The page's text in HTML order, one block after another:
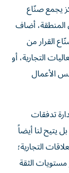
يجمع صنّاع
المنطقة، أضاف
القرار من
التجارية، أو
الأعمال
تدفقات
يتيح لنا أيضاً
التجارية؛
الثقة